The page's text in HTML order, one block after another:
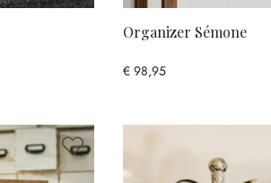
Organizer Sémone
€ 98,95